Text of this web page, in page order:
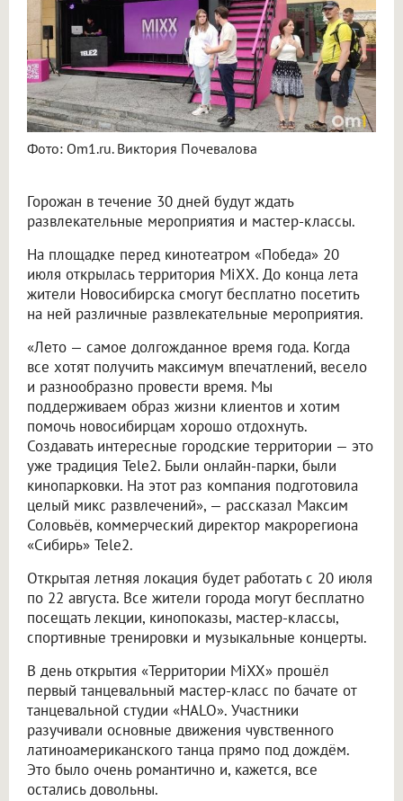
Фото: Om1.ru. Виктория Почевалова
Горожан в течение 30 дней будут ждать
развлекательные мероприятия и мастер-классы.
На площадке перед кинотеатром «Победа» 20
июля открылась территория MiХХ. До конца лета
жители Новосибирска смогут бесплатно посетить
на ней различные развлекательные мероприятия.
«Лето — самое долгожданное время года. Когда
все хотят получить максимум впечатлений, весело
и разнообразно провести время. Мы
поддерживаем образ жизни клиентов и хотим
помочь новосибирцам хорошо отдохнуть.
Создавать интересные городские территории — это
уже традиция Tele2. Были онлайн-парки, были
кинопарковки. На этот раз компания подготовила
целый микс развлечений», — рассказал Максим
Соловьёв, коммерческий директор макрорегиона
«Сибирь» Tele2.
Открытая летняя локация будет работать с 20 июля
по 22 августа. Все жители города могут бесплатно
посещать лекции, кинопоказы, мастер-классы,
спортивные тренировки и музыкальные концерты.
В день открытия «Территории MiXX» прошёл
первый танцевальный мастер-класс по бачате от
танцевальной студии «HALO». Участники
разучивали основные движения чувственного
латиноамериканского танца прямо под дождём.
Это было очень романтично и, кажется, все
остались довольны.